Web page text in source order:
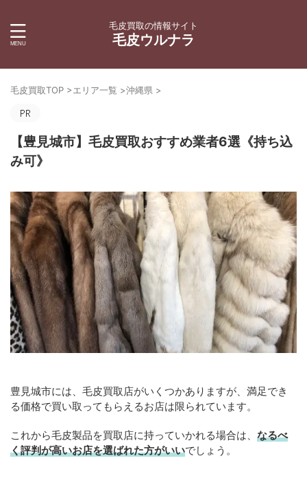
毛皮買取の情報サイト
毛皮ウルナラ
毛皮買取TOP >エリア一覧 >沖縄県 >
【豊見城市】毛皮買取おすすめ業者6選《持ち込
み可》
豊見城市には、毛皮買取店がいくつかありますが、満足でき
る価格で買い取ってもらえるお店は限られています。
これから毛皮製品を買取店に持っていかれる場合は、 なるべ
く評判が高いお店を選ばれた方がいいでしょう。